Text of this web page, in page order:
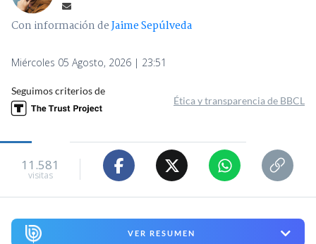
Con información deJaime Sepúlveda
Miércoles 05 Agosto, 2026 | 23:51
Seguimos criterios de
Ética y transparencia de BBCL
11.581
visitas
VER RESUMEN